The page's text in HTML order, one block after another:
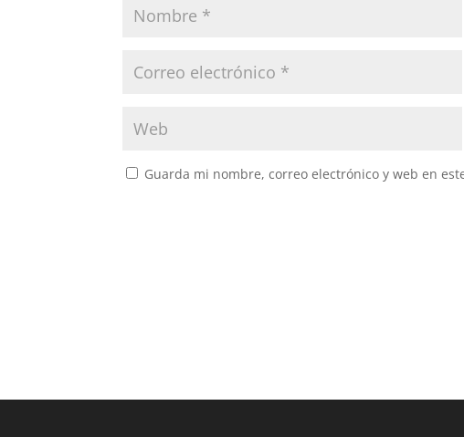
Guarda mi nombre, correo electrónico y web en